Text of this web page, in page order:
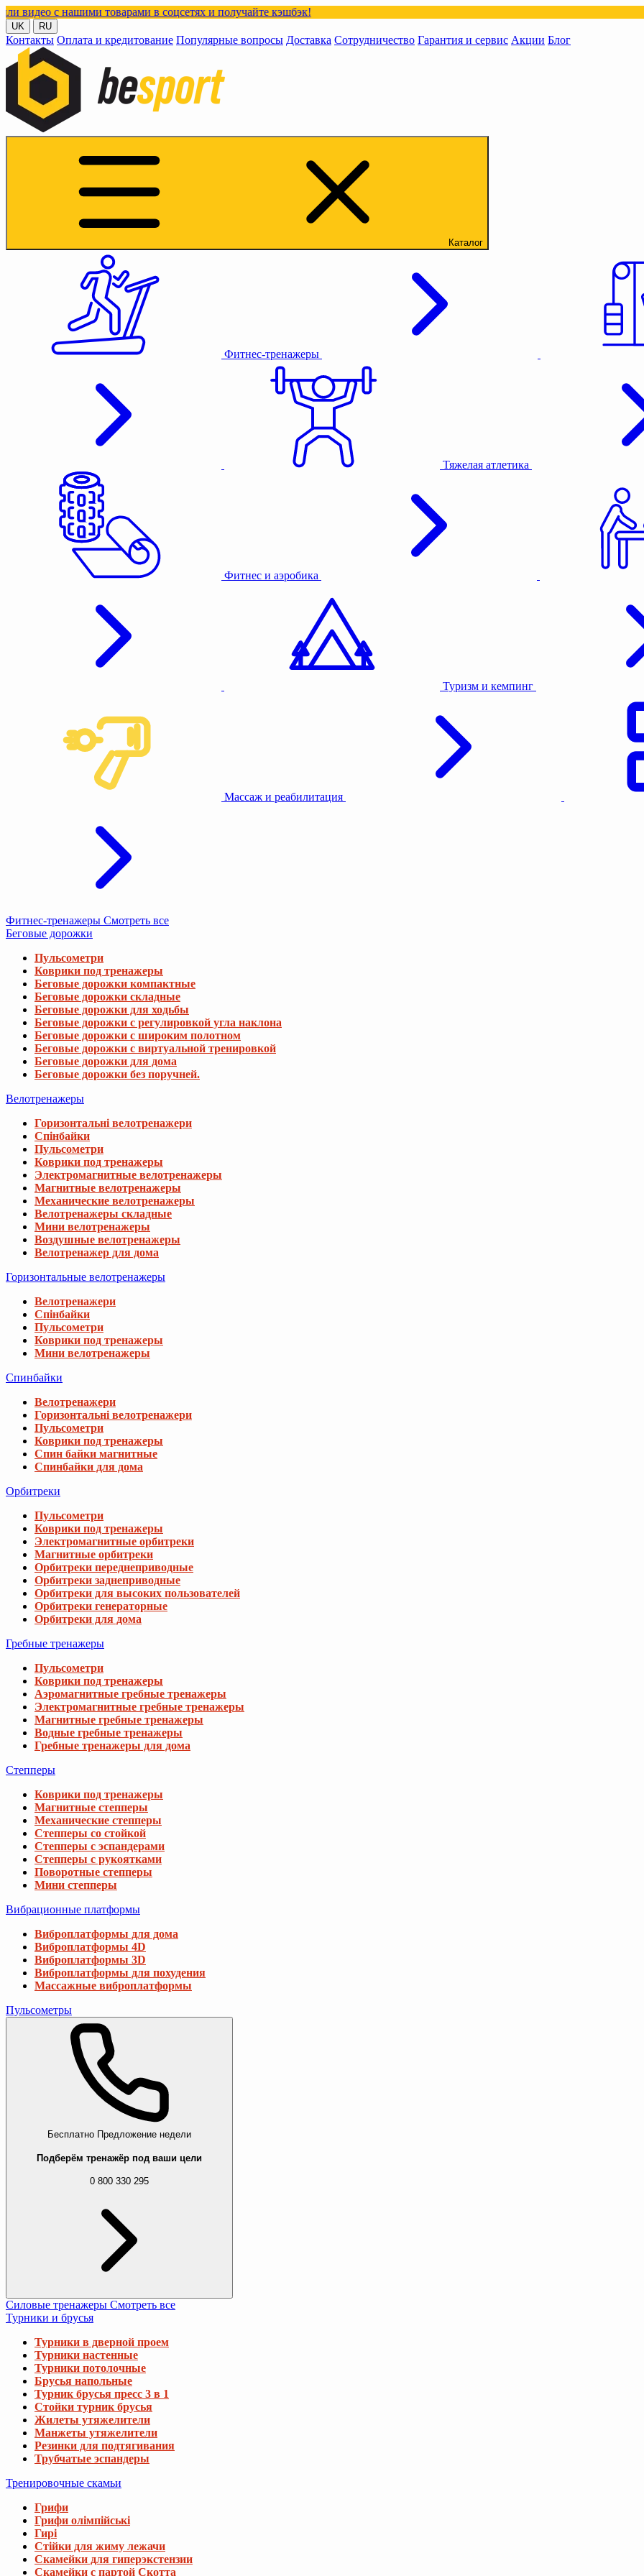
нашими товарами в соцсетях и получайте кэшбэк!
UK RU
Контакты Оплата и кредитование Популярные вопросы Доставка Сотрудничество Гарантия и сервис Акции Блог
Каталог
Фитнес-тренажеры
Тяжелая атлетика
Фитнес и аэробика
Коврики под тренажеры
Беговые дорожки компактные
Беговые дорожки складные
Беговые дорожки с широким полотном
Беговые дорожки с виртуальной тренировкой
Беговые дорожки без поручней.
Велотренажеры
Горизонтальні велотренажери
Спінбайки
Пульсометри
Коврики под тренажеры
Электромагнитные велотренажеры
Магнитные велотренажеры
Велотренажеры складные
Мини велотренажеры
Воздушные велотренажеры
Велотренажер для дома
Горизонтальные велотренажеры
Велотренажери
Спінбайки
Пульсометри
Коврики под тренажеры
Мини велотренажеры
Горизонтальні велотренажери
Пульсометри
Коврики под тренажеры
Спин байки магнитные
Спинбайки для дома
Орбитреки
Пульсометри
Коврики под тренажеры
Электромагнитные орбитреки
Магнитные орбитреки
Орбитреки переднеприводные
Орбитреки заднеприводные
Орбитреки генераторные
Гребные тренажеры
Пульсометри
Коврики под тренажеры
Аэромагнитные гребные тренажеры
Электромагнитные гребные тренажеры
Магнитные гребные тренажеры
Водные гребные тренажеры
Коврики под тренажеры
Магнитные степперы
Механические степперы
Степперы со стойкой
Степперы с эспандерами
Степперы с рукоятками
Мини степперы
Вибрационные платформы
Виброплатформы для дома
Виброплатформы 4D
Виброплатформы 3D
Виброплатформы для похудения
Массажные виброплатформы
Бесплатно Предложение недели
Подберём тренажёр под ваши цели
0 800 330 295
Турники в дверной проем
Турники настенные
Турники потолочные
Брусья напольные
Стойки турник брусья
Жилеты утяжелители
Манжеты утяжелители
Резинки для подтягивания
Трубчатые эспандеры
Тренировочные скамьи
Грифи
Грифи олімпійські
Гирі
Стійки для жиму лежачи
Скамейки для гиперэкстензии
Скамейки с партой Скотта
Скамейки для жима со стойками
Скамейки для жима горизонтальные
Скамейки для жима универсальные
Скамьи для приседаний
Стойки для грифов и дисков
Извините, этот товар отсутствует на складе
Мы подобрали для вас похожие товары
Фиксатор запястья и ладони Gymtek размер М серый
318 грн
308 грн
Набор фишек для тренировок Gymtek 18см*5см / 50шт разноцветные
588 грн878 грн
Фиксатор запястья Gymtek размер L серый
188 грн